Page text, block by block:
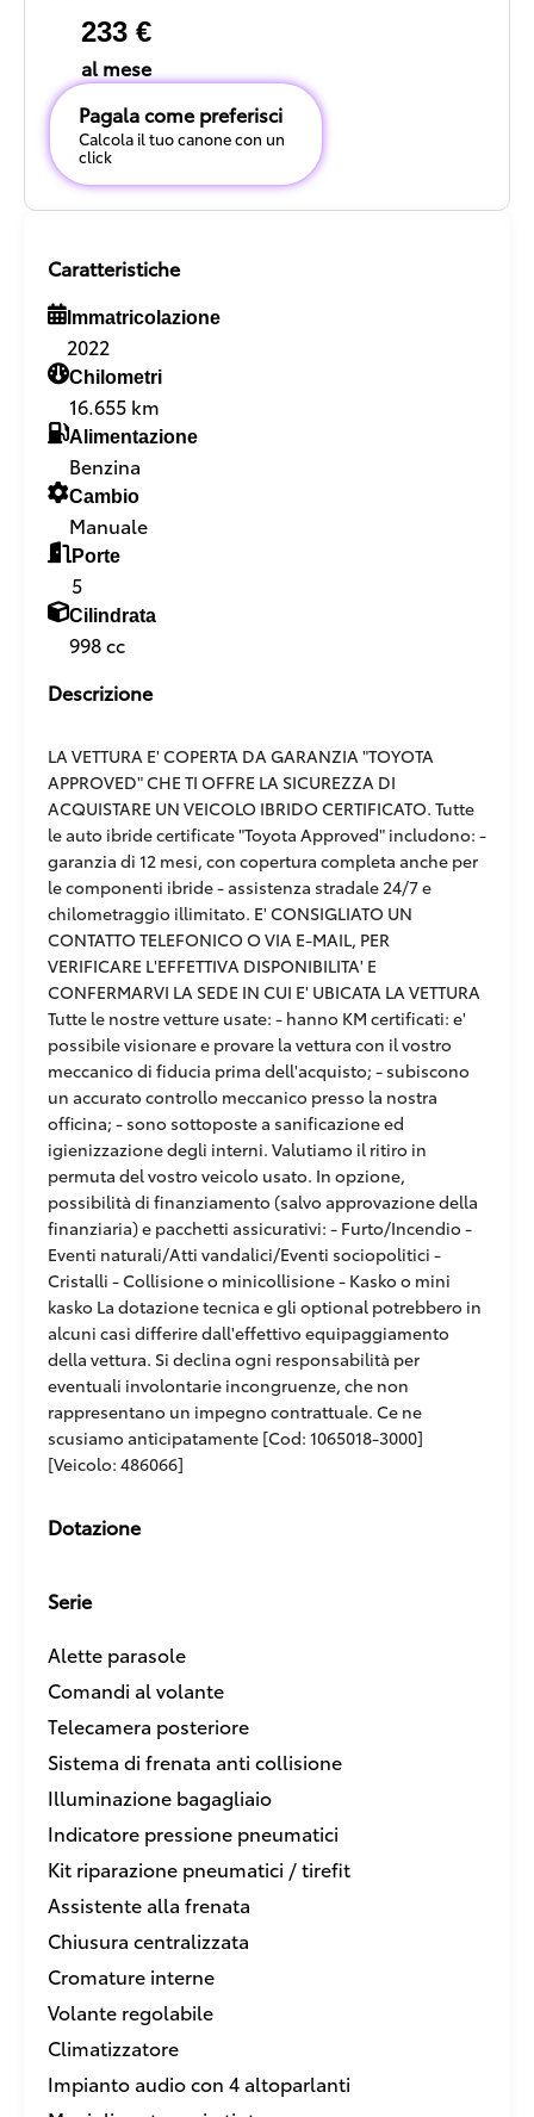
233 €
al mese
Pagala come preferisci
Calcola il tuo canone con un
click
Caratteristiche
Immatricolazione
2022
Chilometri
16.655 km
Alimentazione
Benzina
Cambio
Manuale
Porte
5
Cilindrata
998 cc
Descrizione
LA VETTURA E' COPERTA DA GARANZIA "TOYOTA
APPROVED" CHE TI OFFRE LA SICUREZZA DI
ACQUISTARE UN VEICOLO IBRIDO CERTIFICATO. Tutte
le auto ibride certificate "Toyota Approved" includono: -
garanzia di 12 mesi, con copertura completa anche per
le componenti ibride - assistenza stradale 24/7 e
chilometraggio illimitato. E' CONSIGLIATO UN
CONTATTO TELEFONICO O VIA E-MAIL, PER
VERIFICARE L'EFFETTIVA DISPONIBILITA' E
CONFERMARVI LA SEDE IN CUI E' UBICATA LA VETTURA
Tutte le nostre vetture usate: - hanno KM certificati: e'
possibile visionare e provare la vettura con il vostro
meccanico di fiducia prima dell'acquisto; - subiscono
un accurato controllo meccanico presso la nostra
officina; - sono sottoposte a sanificazione ed
igienizzazione degli interni. Valutiamo il ritiro in
permuta del vostro veicolo usato. In opzione,
possibilità di finanziamento (salvo approvazione della
finanziaria) e pacchetti assicurativi: - Furto/Incendio -
Eventi naturali/Atti vandalici/Eventi sociopolitici -
Cristalli - Collisione o minicollisione - Kasko o mini
kasko La dotazione tecnica e gli optional potrebbero in
alcuni casi differire dall'effettivo equipaggiamento
della vettura. Si declina ogni responsabilità per
eventuali involontarie incongruenze, che non
rappresentano un impegno contrattuale. Ce ne
scusiamo anticipatamente [Cod: 1065018-3000]
[Veicolo: 486066]
Dotazione
Serie
Alette parasole
Comandi al volante
Telecamera posteriore
Sistema di frenata anti collisione
Illuminazione bagagliaio
Indicatore pressione pneumatici
Kit riparazione pneumatici / tirefit
Assistente alla frenata
Chiusura centralizzata
Cromature interne
Volante regolabile
Climatizzatore
Impianto audio con 4 altoparlanti